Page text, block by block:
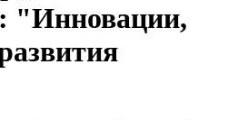
"Инновации,